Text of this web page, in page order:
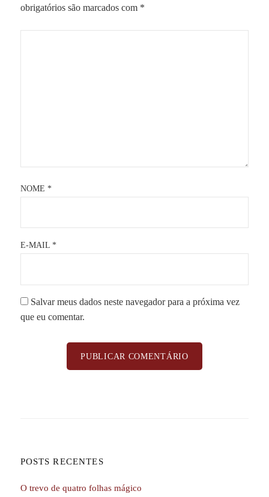
obrigatórios são marcados com *
NOME *
E-MAIL *
Salvar meus dados neste navegador para a próxima vez
que eu comentar.
POSTS RECENTES
O trevo de quatro folhas mágico